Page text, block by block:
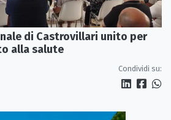
di Castrovillari unito per
alla salute
Condividi su: